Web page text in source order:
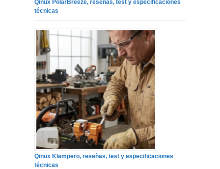
Qinux PolarBreeze, reseñas, test y especificaciones
técnicas
Qinux Klampero, reseñas, test y especificaciones
técnicas